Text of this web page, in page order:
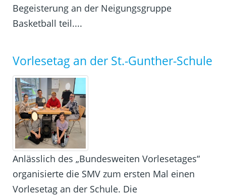
Begeisterung an der Neigungsgruppe
Basketball teil....
Vorlesetag an der St.-Gunther-Schule
Anlässlich des „Bundesweiten Vorlesetages“
organisierte die SMV zum ersten Mal einen
Vorlesetag an der Schule. Die